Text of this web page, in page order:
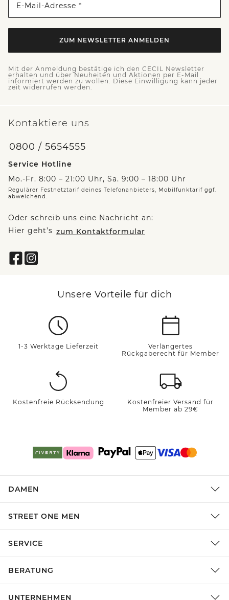
E-Mail-Adresse *
ZUM NEWSLETTER ANMELDEN
Mit der Anmeldung bestätige ich den CECIL Newsletter
erhalten und über Neuheiten und Aktionen per E-Mail
informiert werden zu wollen. Diese Einwilligung kann jeder
zeit widerrufen werden.
Kontaktiere uns
0800 / 5654555
Service Hotline
Mo.-Fr. 8:00 – 21:00 Uhr, Sa. 9:00 – 18:00 Uhr
Regulärer Festnetztarif deines Telefonanbieters, Mobilfunktarif ggf.
abweichend.
Oder schreib uns eine Nachricht an:
Hier geht’s zum Kontaktformular
Unsere Vorteile für dich
1-3 Werktage Lieferzeit
Verlängertes
Rückgaberecht für Member
Kostenfreie Rücksendung
Kostenfreier Versand für
Member ab 29€
DAMEN
STREET ONE MEN
SERVICE
BERATUNG
UNTERNEHMEN